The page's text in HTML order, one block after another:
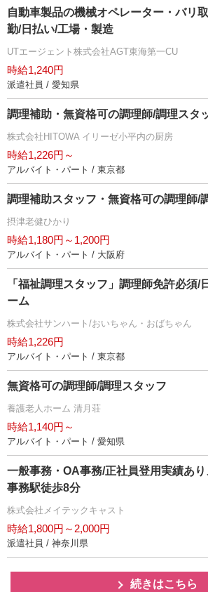
自動車製品の機械オペレーター・バリ
勤/日払い/工場・製造
UTエージェント株式会社AGT東海第一CU
時給1,240円
派遣社員 / 愛知県
調理補助・無資格可の調理師/調理スタ
株式会社HITOWA イリーゼ小平内の厨房
時給1,226円～
アルバイト・パート / 東京都
調理補助スタッフ・無資格可の調理師/
摂津老健ひかり
時給1,180円～1,200円
アルバイト・パート / 大阪府
「福祉調理スタッフ」調理師免許必須/
ーム
株式会社サンハート/おいちゃん・おばちゃん
時給1,226円
アルバイト・パート / 東京都
無資格可の調理師/調理スタッフ
養護老人ホーム 清月荘
時給1,140円～
アルバイト・パート / 愛知県
一般事務・OA事務/正社員登用実績あ
事務駅徒歩8分
株式会社メイテックキャスト
時給1,800円～2,000円
派遣社員 / 神奈川県
続きはこちら